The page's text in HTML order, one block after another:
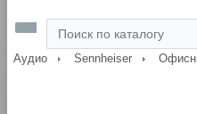
Аудио Sennheiser